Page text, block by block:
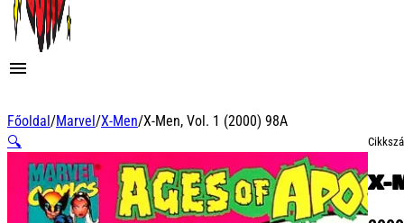
Főoldal/Marvel/X-Men/X-Men, Vol. 1 (2000) 98A
🔍
X-